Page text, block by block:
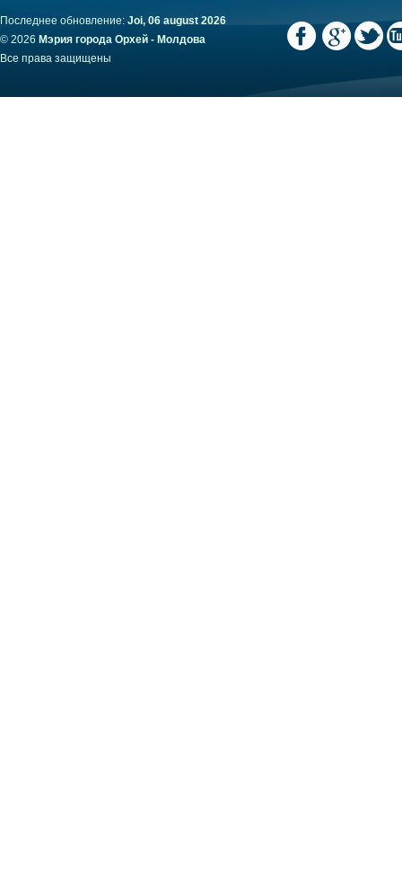
Последнее обновление: Joi, 06 august 2026
© 2026 Мэрия города Орхей - Молдова
Все права защищены